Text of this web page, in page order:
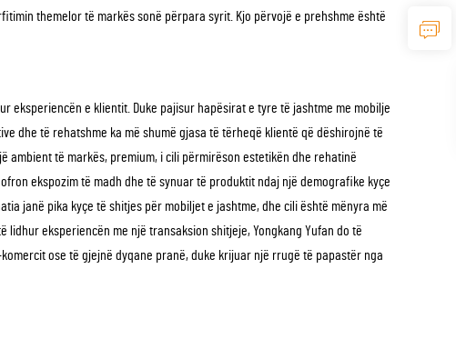
themelor të markës sonë përpara syrit. Kjo përvojë e prehshme është
e klientit. Duke pajisur hapësirat e tyre të jashtme me mobilje
dhe të rehatshme ka më shumë gjasa të tërheqë klientë që dëshirojnë të
të markës, premium, i cili përmirëson estetikën dhe rehatinë
ekspozim të madh dhe të synuar të produktit ndaj një demografike kyçe
janë pika kyçe të shitjes për mobiljet e jashtme, dhe cili është mënyra më
eksperiencën me një transaksion shitjeje, Yongkang Yufan do të
ose të gjejnë dyqane pranë, duke krijuar një rrugë të papastër nga